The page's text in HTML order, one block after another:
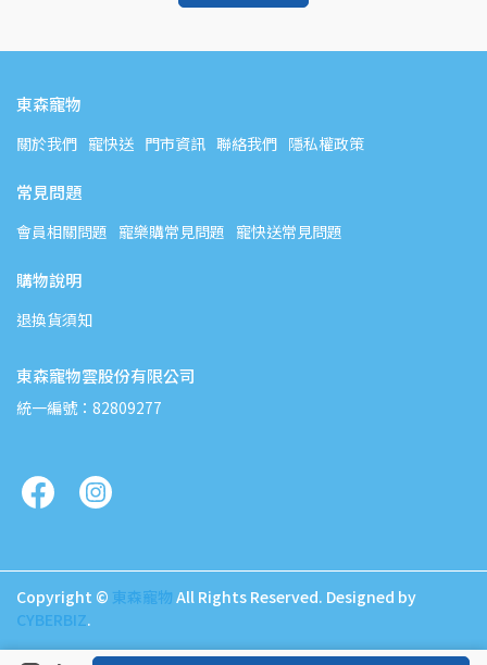
東森寵物
關於我們 寵快送 門市資訊 聯絡我們 隱私權政策
常見問題
會員相關問題 寵樂購常見問題 寵快送常見問題
購物說明
退換貨須知
東森寵物雲股份有限公司
統一編號：82809277
Copyright © 東森寵物 All Rights Reserved. Designed by
CYBERBIZ.